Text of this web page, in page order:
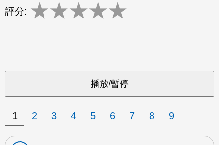
評分: ★★★★★
1 2 3 4 5 6 7 8 9